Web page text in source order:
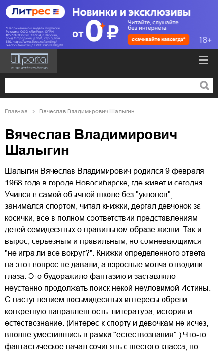
Главная Вячеслав Владимирович Шалыгин
Вячеслав Владимирович
Шалыгин
Шалыгин Вячеслав Владимирович родился 9 февраля
1968 года в городе Новосибирске, где живет и сегодня.
Учился в самой обычной школе без "уклонов",
занимался спортом, читал книжки, дергал девчонок за
косички, все в полном соответствии представлениям
детей семидесятых о правильном образе жизни. Так и
вырос, серьезным и правильным, но сомневающимся
"не игра ли все вокруг?". Книжки определенного ответа
на этот вопрос не давали, а взрослые молча отводили
глаза. Это будоражило фантазию и заставляло
неустанно продолжать поиск некой неуловимой Истины.
С наступлением восьмидесятых интересы обрели
конкретную направленность: литература, история и
естествознание. (Интерес к спорту и девочкам не исчез,
вполне уместившись в рамки "естествознания".) Что-то
фантастическое начал сочинять с шестого класса, но